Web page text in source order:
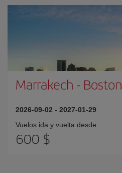
Marrakech - Boston
2026-09-02 - 2027-01-29
Vuelos ida y vuelta desde
600 $